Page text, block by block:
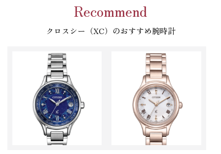
Recommend
クロスシー（XC）のおすすめ腕時計